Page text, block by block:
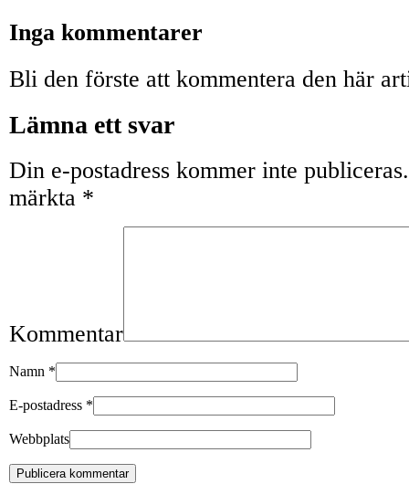
Inga kommentarer
Bli den förste att kommentera den här
Lämna ett svar
Din e-postadress kommer inte publiceras.
märkta *
Kommentar
Namn *
E-postadress *
Webbplats